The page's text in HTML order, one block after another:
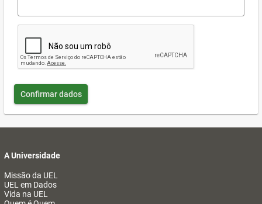
Confirmar dados
A Universidade
Missão da UEL
UEL em Dados
Vida na UEL